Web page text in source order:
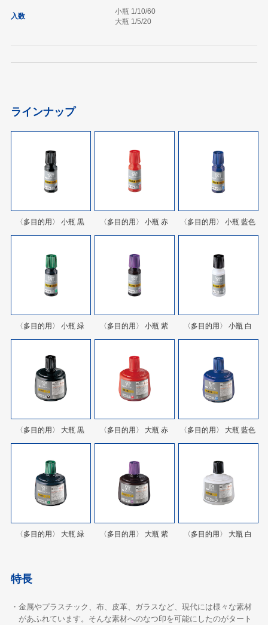
入数
小瓶 1/10/60
大瓶 1/5/20
ラインナップ
〈多目的用〉 小瓶 黒 〈多目的用〉 小瓶 赤 〈多目的用〉 小瓶 藍色
〈多目的用〉 小瓶 緑 〈多目的用〉 小瓶 紫 〈多目的用〉 小瓶 白
〈多目的用〉 大瓶 黒 〈多目的用〉 大瓶 赤 〈多目的用〉 大瓶 藍色
〈多目的用〉 大瓶 緑 〈多目的用〉 大瓶 紫 〈多目的用〉 大瓶 白
特長
・金属やプラスチック、布、皮革、ガラスなど、現代には様々な素材
があふれています。そんな素材へのなつ印を可能にしたのがタート